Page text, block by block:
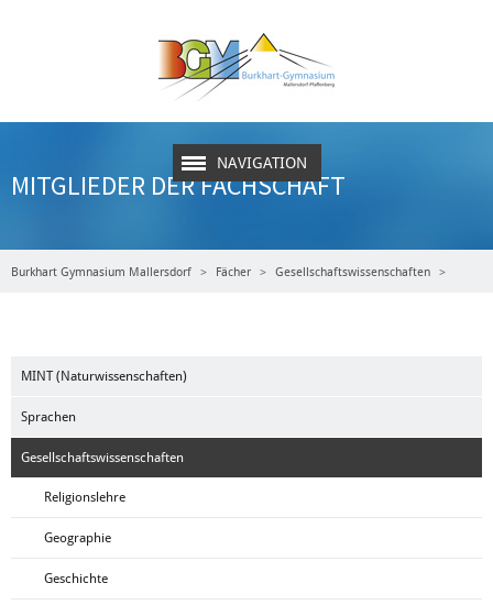
NAVIGATION
MITGLIEDER DER FACHSCHAFT
Burkhart Gymnasium Mallersdorf Fächer Gesellschaftswissenschaften
MINT (Naturwissenschaften)
Sprachen
Gesellschaftswissenschaften
Religionslehre
Geographie
Geschichte